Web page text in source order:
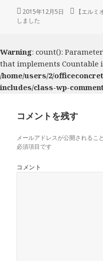
投
稿
2015年12月5日
作【エル
しました
Warning: count():
that implements Countable
/home/users/2/
includes/class-wp-
コメントを残す
メールアドレスが公開されるこ
必須項目です
コメント